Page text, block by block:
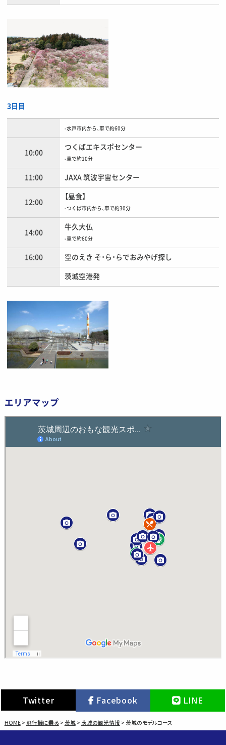
3日目
-水戸市内から、車で約60分
10:00
つくばエキスポセンター
-車で約10分
11:00 JAXA 筑波宇宙センター
12:00
【昼食】
-つくば市内から、車で約30分
14:00
牛久大仏
-車で約60分
16:00 空のえき そ・ら・らでおみやげ探し
茨城空港発
エリアマップ
Twitter Facebook LINE
HOME> 飛行機に乗る > 茨城> 茨城の観光情報 > 茨城のモデルコース